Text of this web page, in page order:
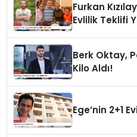
Furkan
Evlilik Teklifi
Berk Oktay,
Kilo Aldı!
Ege’nin 2+1